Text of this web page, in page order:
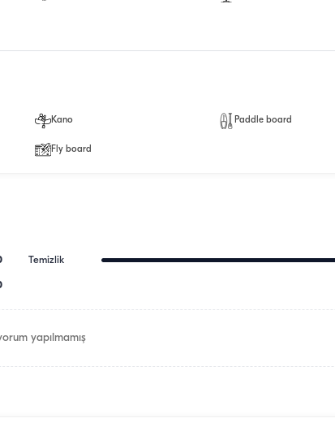
Kano Paddle board
Fly board
Temizlik
yapılmamış